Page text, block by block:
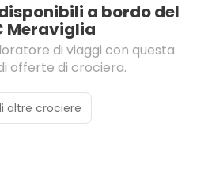
a bordo del
Meraviglia
di viaggi con questa
offerte di crociera.
altre crociere